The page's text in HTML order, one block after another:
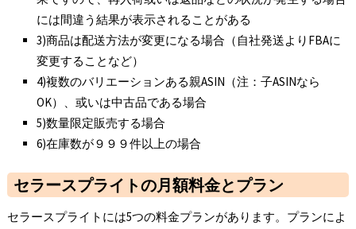
には間違う結果が表示されることがある
3)商品は配送方法が変更になる場合（自社発送よりFBAに
変更することなど）
4)複数のバリエーションある親ASIN（注：子ASINなら
OK）、或いは中古品である場合
5)数量限定販売する場合
6)在庫数が９９９件以上の場合
セラースプライトの月額料金とプラン
セラースプライトには5つの料金プランがあります。プランによ